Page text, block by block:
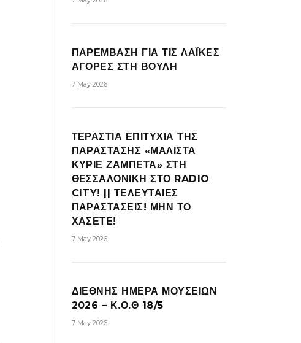
ΠΑΡΕΜΒΑΣΗ ΓΙΑ ΤΙΣ ΛΑΪΚΕΣ
ΑΓΟΡΕΣ ΣΤΗ ΒΟΥΛΗ
7 May 2026
ΤΕΡΑΣΤΙΑ ΕΠΙΤΥΧΙΑ ΤΗΣ
ΠΑΡΑΣΤΑΣΗΣ «ΜΑΛΙΣΤΑ
ΚΥΡΙΕ ΖΑΜΠΕΤΑ» ΣΤΗ
ΘΕΣΣΑΛΟΝΙΚΗ ΣΤΟ RADIO
CITY! || ΤΕΛΕΥΤΑΙΕΣ
ΠΑΡΑΣΤΑΣΕΙΣ! ΜΗΝ ΤΟ
ΧΑΣΕΤΕ!
7 May 2026
ΔΙΕΘΝΗΣ ΗΜΕΡΑ ΜΟΥΣΕΙΩΝ
2026 – Κ.Ο.Θ 18/5
7 May 2026